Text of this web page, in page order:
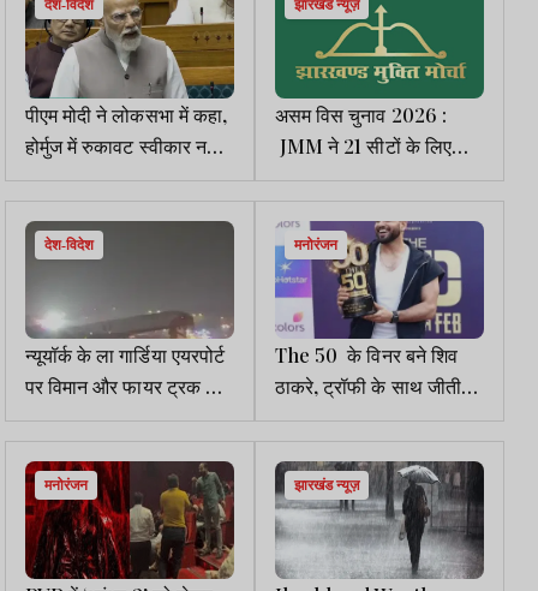
देश-विदेश
पीएम मोदी ने लोकसभा में कहा,
होर्मुज में रुकावट स्वीकार नहीं
है, भारतीयों की सुरक्षा सर्वोच्च
प्राथमिकता
झारखंड न्यूज़
असम विस चुनाव 2026 :
JMM ने 21 सीटों के लिए
उम्मीदवारों की लिस्ट की जारी
देश-विदेश
न्यूयॉर्क के ला गार्डिया एयरपोर्ट
पर विमान और फायर ट्रक की
टक्कर, 4 की मौत, 70 से
अधिक घायल
मनोरंजन
The 50 के विनर बने शिव
ठाकरे, ट्रॉफी के साथ जीती
50 लाख प्राइज मनी
मनोरंजन झारखंड न्यूज़